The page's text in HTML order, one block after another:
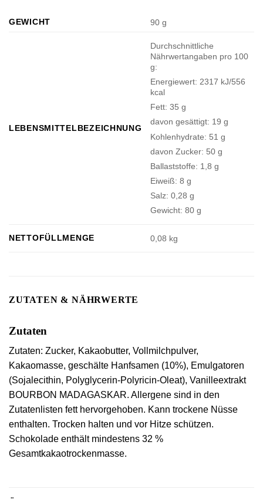
GEWICHT 90 g
LEBENSMITTELBEZEICHNUNG
Durchschnittliche
Nährwertangaben pro 100
g:
Energiewert: 2317 kJ/556
kcal
Fett: 35 g
davon gesättigt: 19 g
Kohlenhydrate: 51 g
davon Zucker: 50 g
Ballaststoffe: 1,8 g
Eiweiß: 8 g
Salz: 0,28 g
Gewicht: 80 g
NETTOFÜLLMENGE 0,08 kg
ZUTATEN & NÄHRWERTE
Zutaten
Zutaten: Zucker, Kakaobutter, Vollmilchpulver,
Kakaomasse, geschälte Hanfsamen (10%), Emulgatoren
(Sojalecithin, Polyglycerin-Polyricin-Oleat), Vanilleextrakt
BOURBON MADAGASKAR. Allergene sind in den
Zutatenlisten fett hervorgehoben. Kann trockene Nüsse
enthalten. Trocken halten und vor Hitze schützen.
Schokolade enthält mindestens 32 %
Gesamtkakaotrockenmasse.